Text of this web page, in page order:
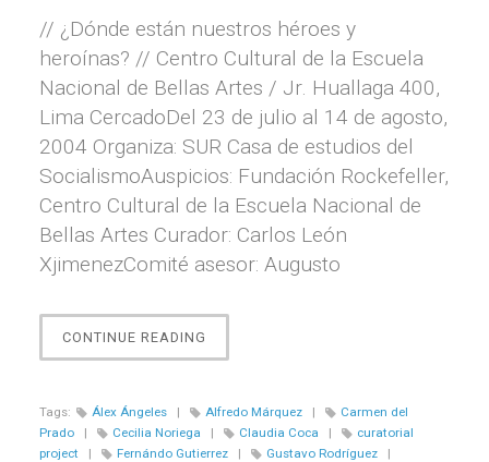
// ¿Dónde están nuestros héroes y
heroínas? // Centro Cultural de la Escuela
Nacional de Bellas Artes / Jr. Huallaga 400,
Lima CercadoDel 23 de julio al 14 de agosto,
2004 Organiza: SUR Casa de estudios del
SocialismoAuspicios: Fundación Rockefeller,
Centro Cultural de la Escuela Nacional de
Bellas Artes Curador: Carlos León
XjimenezComité asesor: Augusto
CONTINUE READING
ESTÁN
HÉROES
Y
HEROÍNAS?”
Tags: Álex Ángeles | Alfredo Márquez |
Carmen del
Prado
| Cecilia Noriega | Claudia Coca |
curatorial
project
| Fernándo Gutierrez | Gustavo Rodríguez
|